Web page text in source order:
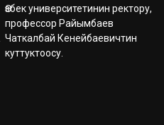
Өзбек университетинин ректору,
профессор Райымбаев
Чаткалбай Кенейбаевичтин
куттуктоосу.